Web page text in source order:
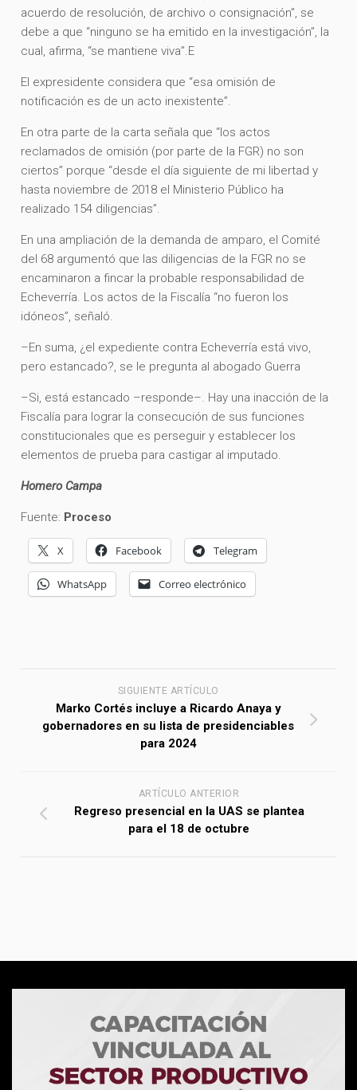
acuerdo de resolución, de archivo o consignación”, se
debe a que “ninguno se ha emitido en la investigación”, la
cual, afirma, “se mantiene viva”.E
El expresidente considera que “esa omisión de
notificación es de un acto inexistente”.
En otra parte de la carta señala que “los actos
reclamados de omisión (por parte de la FGR) no son
ciertos” porque “desde el día siguiente de mi libertad y
hasta noviembre de 2018 el Ministerio Público ha
realizado 154 diligencias”.
En una ampliación de la demanda de amparo, el Comité
del 68 argumentó que las diligencias de la FGR no se
encaminaron a fincar la probable responsabilidad de
Echeverría. Los actos de la Fiscalía “no fueron los
idóneos”, señaló.
–En suma, ¿el expediente contra Echeverría está vivo,
pero estancado?, se le pregunta al abogado Guerra
–Si, está estancado –responde–. Hay una inacción de la
Fiscalía para lograr la consecución de sus funciones
constitucionales que es perseguir y establecer los
elementos de prueba para castigar al imputado.
Homero Campa
Fuente: Proceso
X Facebook Telegram
WhatsApp Correo electrónico
SIGUIENTE ARTÍCULO
Marko Cortés incluye a Ricardo Anaya y
gobernadores en su lista de presidenciables
para 2024
ARTÍCULO ANTERIOR
Regreso presencial en la UAS se plantea
para el 18 de octubre